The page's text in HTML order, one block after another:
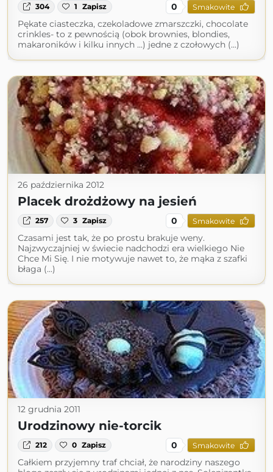
304 1 Zapisz 0 Smakowite
Pękate ciasteczka, czekoladowe zmarszczki, chocolate
crinkles- to z pewnością (obok brownies, blondies,
makaroników i kilku innych ...) jedne z czołowych (...)
26 października 2012
Placek drożdżowy na jesień
257 3 Zapisz 0 Smakowite
Czasami jest tak, że po prostu brakuje weny.
Najzwyczajniej w świecie nadchodzi era wielkiego Nie
Chce Mi Się. I nie motywuje nawet to, że mąka z szafki
błaga (...)
12 grudnia 2011
Urodzinowy nie-torcik
212 0 Zapisz 0 Smakowite
Całkiem przyjemny traf chciał, że narodziny naszego